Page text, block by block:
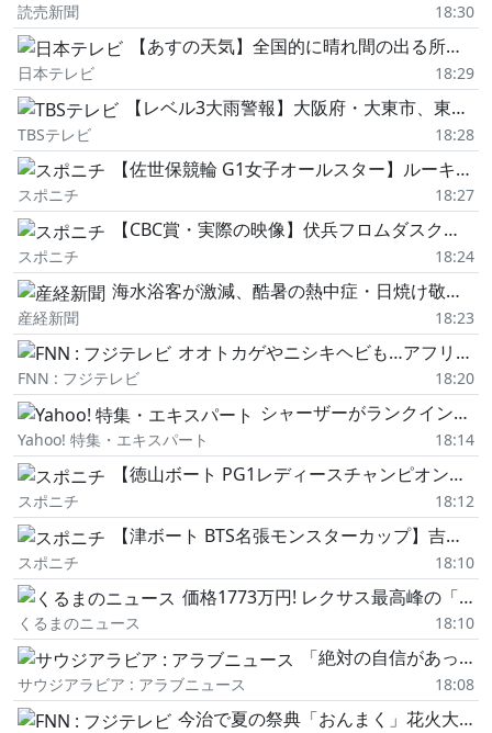
読売新聞 18:30
【あすの天気】全国的に晴れ間の出る所多く 山沿い中心に午後はにわか雨や雷雨も
日本テレビ 18:29
【レベル3大雨警報】大阪府・大東市、東大阪市に発表 18:28時点
TBSテレビ 18:28
【佐世保競輪 G1女子オールスター】ルーキー決戦は川上いちごがV さすがの二枚腰でしのぎ切る
スポニチ 18:27
【CBC賞・実際の映像】伏兵フロムダスクが12番人気とは思えぬ完勝!
スポニチ 18:24
海水浴客が激減、酷暑の熱中症・日焼け敬遠 大阪「ぴちぴちビーチ」などで海開き見送り
産経新聞 18:23
オオトカゲやニシキヘビも…アフリカのジャングル等に生息する動物とのふれあいイベント 津の百貨店「松菱」で16日まで
FNN : フジテレビ 18:20
シャーザーがランクインした「通算奪三振トップ10」はここからしばらく入れ替わりなし!?
Yahoo! 特集・エキスパート 18:14
【徳山ボート PG1レディースチャンピオン】平川香織が予選6位でクリア 成長の証見せます
スポニチ 18:12
【津ボート BTS名張モンスターカップ】吉川貴仁 充実の時だ
スポニチ 18:10
価格1773万円! レクサス最高峰の「超豪華セダン」が凄すぎる! まさに「極上の移動空間」を実現…! 電動オットマン&高級すぎる「23スピーカー」標準搭載! 究極の「静粛性と乗り心地」極めた最上級「LS500h EXECUTIVE」に大注目!
くるまのニュース 18:10
「絶対の自信があった」:M・ズバイールが『鉄拳8』部門で「Eスポーツ・ワールドカップ2026」優勝、決勝戦で5-0の完勝を収める
サウジアラビア : アラブニュース 18:08
今治で夏の祭典「おんまく」花火大会 JRが終了後に今治駅出発の各駅停車の臨時列車【愛媛】